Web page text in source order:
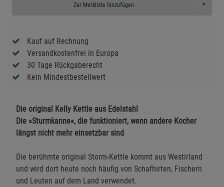
Zur Merkliste hinzufügen Toggle
Kauf auf Rechnung
Versandkostenfrei in Europa
30 Tage Rückgaberecht
Kein Mindestbestellwert
Die original Kelly Kettle aus Edelstahl
Die »Sturmkanne«, die funktioniert, wenn andere Kocher
längst nicht mehr einsetzbar sind
Die berühmte original Storm-Kettle kommt aus Westirland
und wird dort heute noch häufig von Schafhirten, Fischern
und Leuten auf dem Land verwendet.